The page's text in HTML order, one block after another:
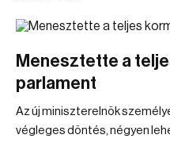
Menesztette a
parlament
Az új miniszterelnök
végleges döntés, négyen